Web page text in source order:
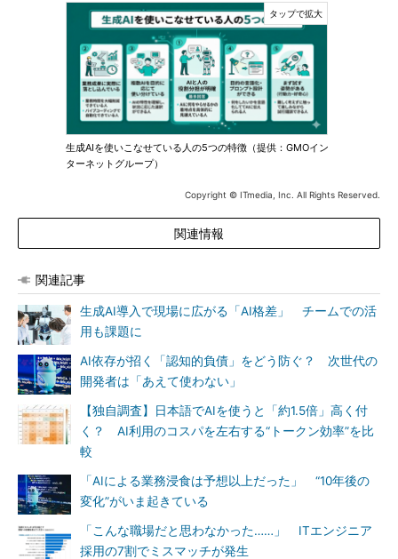
生成AIを使いこなせている人の5つの特徴（提供：GMOイン
ターネットグループ）
Copyright © ITmedia, Inc. All Rights Reserved.
関連情報
関連記事
生成AI導入で現場に広がる「AI格差」 チームでの活
用も課題に
AI依存が招く「認知的負債」をどう防ぐ？ 次世代の
開発者は「あえて使わない」
【独自調査】日本語でAIを使うと「約1.5倍」高く付
く？ AI利用のコスパを左右する“トークン効率”を比
較
「AIによる業務浸食は予想以上だった」 “10年後の
変化”がいま起きている
「こんな職場だと思わなかった……」 ITエンジニア
採用の7割でミスマッチが発生